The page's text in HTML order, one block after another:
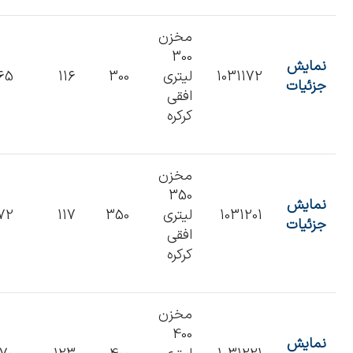
نمایش
جزئیات
1031172
مخزن
300
لیتری
افقی
کرکره
300
116
نمایش
جزئیات
1031201
مخزن
350
لیتری
افقی
کرکره
350
117
نمایش
مخزن
400